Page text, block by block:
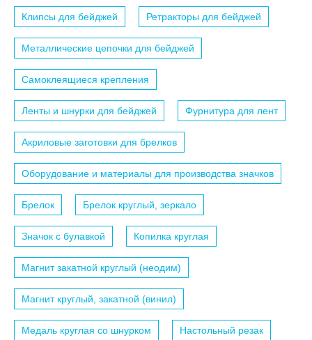
Клипсы для бейджей Ретракторы для бейджей
Металлические цепочки для бейджей
Самоклеящиеся крепления
Ленты и шнурки для бейджей Фурнитура для лент
Акриловые заготовки для брелков
Оборудование и материалы для производства значков
Брелок Брелок круглый, зеркало
Значок с булавкой Копилка круглая
Магнит закатной круглый (неодим)
Магнит круглый, закатной (винил)
Медаль круглая со шнурком Настольный резак